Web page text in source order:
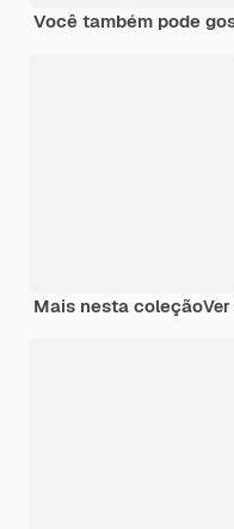
Você também pode
Mais nesta coleção